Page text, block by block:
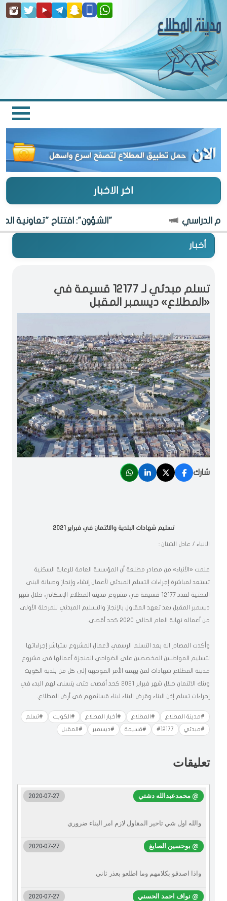
اخر الاخبار
"الشؤون": افتتاح "تعاونية المطلاع" 27
أخبار
تسلم مبدئي لـ 12177 قسيمة في
«المطلاع» ديسمبر المقبل
شارك
تسليم شهادات البلدية والائتمان في فبراير 2021
الانباء / عادل الشنان :
علمت «الأنباء» من مصادر مطلعة أن المؤسسة العامة للرعاية السكنية
تستعد لمباشرة إجراءات التسلم المبدئي لأعمال إنشاء وإنجاز وصيانة البنى
التحتية لعدد 12177 قسيمة في مشروع مدينة المطلاع الإسكاني خلال شهر
ديسمبر المقبل بعد تعهد المقاول بالإنجاز والتسليم المبدئي للمرحلة الأولى
من أعماله نهاية العام الحالي 2020 كحد أقصى.
وأكدت المصادر انه بعد التسلم الرسمي لأعمال المشروع ستباشر إجراءاتها
لتسليم المواطنين المخصصين على الضواحي المنجزة أعمالها في مشروع
مدينة المطلاع شهادات لمن يهمه الأمر الموجهة إلى كل من بلدية الكويت
وبنك الائتمان خلال شهر فبراير 2021 كحد أقصى حتى يتسنى لهم البدء في
إجراءات تسلم إذن البناء وقرض البناء لبناء قسائمهم في أرض المطلاع.
#مدينة المطلاع #المطلاع #أخبار المطلاع #الكويت #تسلم
#مبدئي #12177 #قسيمة #ديسمبر #المقبل
تعليقات
@ محمدعبدالله دشتي 2020-07-27
والله اول شي تاخير المقاول لازم امر البناء ضروري
@ بوحسين الصايغ 2020-07-27
واذا اصدقو بكلامهم وما اطلعو بعذر ثاني
@ نواف احمد الحسني 2020-07-27